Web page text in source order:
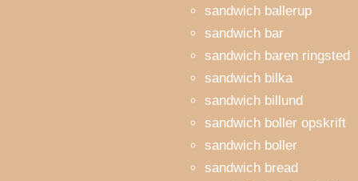
sandwich ballerup
sandwich bar
sandwich baren ringsted
sandwich bilka
sandwich billund
sandwich boller opskrift
sandwich boller
sandwich bread